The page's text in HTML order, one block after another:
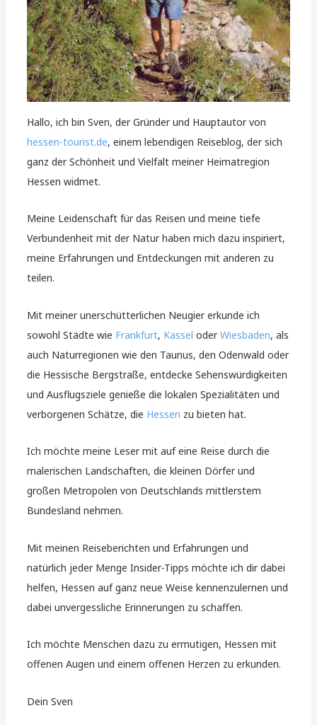
Hallo, ich bin Sven, der Gründer und Hauptautor von
hessen-tourist.de, einem lebendigen Reiseblog, der sich
ganz der Schönheit und Vielfalt meiner Heimatregion
Hessen widmet.
Meine Leidenschaft für das Reisen und meine tiefe
Verbundenheit mit der Natur haben mich dazu inspiriert,
meine Erfahrungen und Entdeckungen mit anderen zu
teilen.
Mit meiner unerschütterlichen Neugier erkunde ich
sowohl Städte wie Frankfurt, Kassel oderWiesbaden, als
auch Naturregionen wie den Taunus, den Odenwald oder
die Hessische Bergstraße, entdecke Sehenswürdigkeiten
und Ausflugsziele genieße die lokalen Spezialitäten und
verborgenen Schätze, die Hessen zu bieten hat.
Ich möchte meine Leser mit auf eine Reise durch die
malerischen Landschaften, die kleinen Dörfer und
großen Metropolen von Deutschlands mittlerstem
Bundesland nehmen.
Mit meinen Reiseberichten und Erfahrungen und
natürlich jeder Menge Insider-Tipps möchte ich dir dabei
helfen, Hessen auf ganz neue Weise kennenzulernen und
dabei unvergessliche Erinnerungen zu schaffen.
Ich möchte Menschen dazu zu ermutigen, Hessen mit
offenen Augen und einem offenen Herzen zu erkunden.
Dein Sven